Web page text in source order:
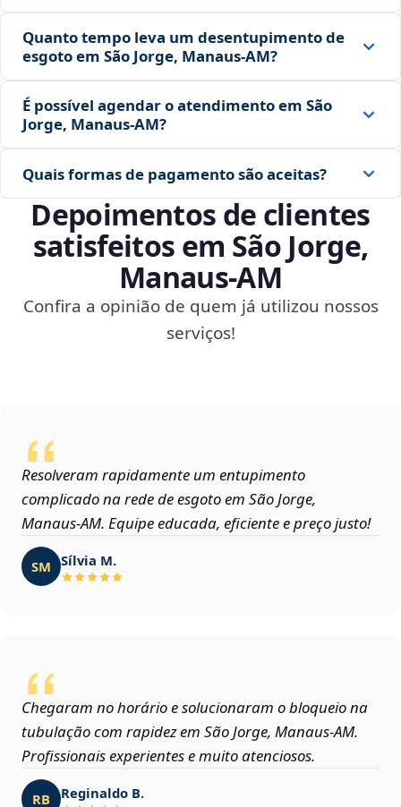
Quanto tempo leva um desentupimento de
esgoto em São Jorge, Manaus‑AM?
É possível agendar o atendimento em São
Jorge, Manaus‑AM?
Quais formas de pagamento são aceitas?
Depoimentos de clientes
satisfeitos em São Jorge,
Manaus‑AM
Confira a opinião de quem já utilizou nossos
serviços!
Resolveram rapidamente um entupimento
complicado na rede de esgoto em São Jorge,
Manaus‑AM. Equipe educada, eficiente e preço justo!
SM Sílvia M.
Chegaram no horário e solucionaram o bloqueio na
tubulação com rapidez em São Jorge, Manaus‑AM.
Profissionais experientes e muito atenciosos.
RB Reginaldo B.